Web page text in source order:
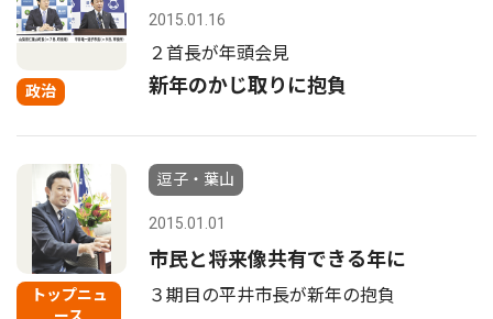
政治
2015.01.16
２首長が年頭会見
新年のかじ取りに抱負
トップニュ
逗子・葉山
2015.01.01
市民と将来像共有できる年に
３期目の平井市長が新年の抱負